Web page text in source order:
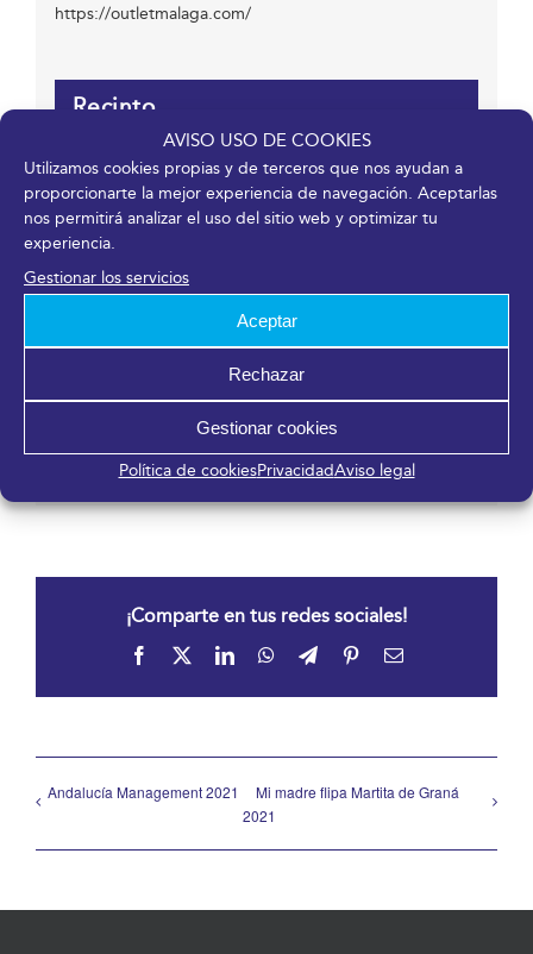
AVISO USO DE COOKIES
Utilizamos cookies propias y de terceros que nos ayudan a
proporcionarte la mejor experiencia de navegación. Aceptarlas
nos permitirá analizar el uso del sitio web y optimizar tu
experiencia.
Gestionar los servicios
Aceptar
Rechazar
Gestionar cookies
Política de cookiesPrivacidadAviso legal
https://outletmalaga.com/
Recinto
Fycma – Palacio de Ferias y Congresos de Málaga.
Avenida Ortega y Gasset, 201
Málaga, Málaga 29006 España
atcliente@stockferiaoutlet.com
Ver el sitio web del Organizador
¡Comparte en tus redes sociales!
Facebook LinkedInWhatsApp
TelegramPinterestCorreo
Andalucía Management 2021
Mi madre flipa Martita de Graná
2021